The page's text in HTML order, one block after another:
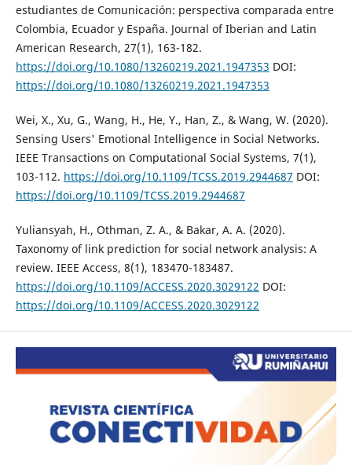
estudiantes de Comunicación: perspectiva comparada entre
Colombia, Ecuador y España. Journal of Iberian and Latin
American Research, 27(1), 163-182.
https://doi.org/10.1080/13260219.2021.1947353 DOI:
https://doi.org/10.1080/13260219.2021.1947353
Wei, X., Xu, G., Wang, H., He, Y., Han, Z., & Wang, W. (2020).
Sensing Users' Emotional Intelligence in Social Networks.
IEEE Transactions on Computational Social Systems, 7(1),
103-112. https://doi.org/10.1109/TCSS.2019.2944687 DOI:
https://doi.org/10.1109/TCSS.2019.2944687
Yuliansyah, H., Othman, Z. A., & Bakar, A. A. (2020).
Taxonomy of link prediction for social network analysis: A
review. IEEE Access, 8(1), 183470-183487.
https://doi.org/10.1109/ACCESS.2020.3029122 DOI:
https://doi.org/10.1109/ACCESS.2020.3029122